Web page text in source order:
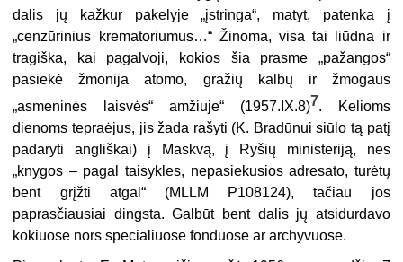
dalis jų kažkur pakelyje „įstringa“, matyt, patenka į
„cenzūrinius krematoriumus…“ Žinoma, visa tai liūdna ir
tragiška, kai pagalvoji, kokios šia prasme „pažangos“
pasiekė žmonija atomo, gražių kalbų ir žmogaus
„asmeninės laisvės“ amžiuje“ (1957.IX.8)7. Kelioms
dienoms tepraėjus, jis žada rašyti (K. Bradūnui siūlo tą patį
padaryti angliškai) į Maskvą, į Ryšių ministeriją, nes
„knygos – pagal taisykles, nepasiekusios adresato, turėtų
bent grįžti atgal“ (MLLM P108124), tačiau jos
paprasčiausiai dingsta. Galbūt bent dalis jų atsidurdavo
kokiuose nors specialiuose fonduose ar archyvuose.